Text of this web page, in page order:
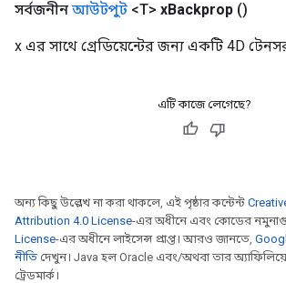
সর্বজনীন আউটপুট <T> xBackprop ()
x এর সাথে গ্রেডিয়েন্টের জন্য একটি 4D
এটি কাজে লেগেছে?
অন্য কিছু উল্লেখ না করা থাকলে, এই পৃষ্ঠার কন্টেন্ট
Attribution 4.0 License-এর অধীনে এবং কোডের
License-এর অধীনে লাইসেন্স প্রাপ্ত। আরও জানতে,
নীতি দেখুন। Java হল Oracle এবং/অথবা তার অ্যাফিলিয়েট
ট্রেডমার্ক।